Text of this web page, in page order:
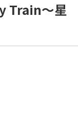
Train～星